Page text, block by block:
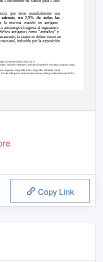
que tiene mundialmente una
además, un 2,5% de todas las
la mucosa cuando un antígeno
anticuerpos) ingresa al organismo
antígenos como "extraños" y
la rinitis se define como un
nasal, inducida por la exposición
Clin Immunol 2001;14(2):14-17.
subjective sleepiness, and brain histamine H1-receptor occupancy using 11C-
in Argentina: Study PARA. Rev Alerg Mex. 2019;66(1):55-64
the Allergies in Latin American Survey. Allergy Asthma Proceed 2010; 31:9-27.
Copy Link